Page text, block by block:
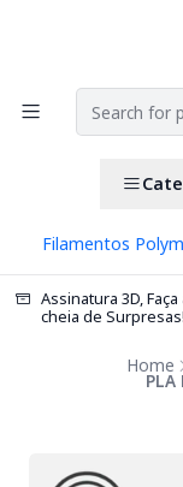
Filamentos
Assinatura 3D,
cheia de Surpresas!
Home